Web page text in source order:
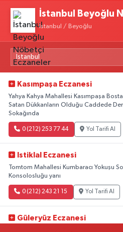
İstanbul Beyoğlu
İstanbul / Beyoğlu
Kasımpaşa Eczanesi
Yahya Kahya Mahallesi Kasımpaşa
Satan Dükkanların Olduğu Caddede
Sokağında
0 (212) 253 77 44 Yol Tarifi Al
Istiklal Eczanesi
Tomtom Mahallesi Kumbaracı Yokuşu
Konsolosluğu yanı
0 (212) 243 21 15 Yol Tarifi Al
Güleryüz Eczanesi